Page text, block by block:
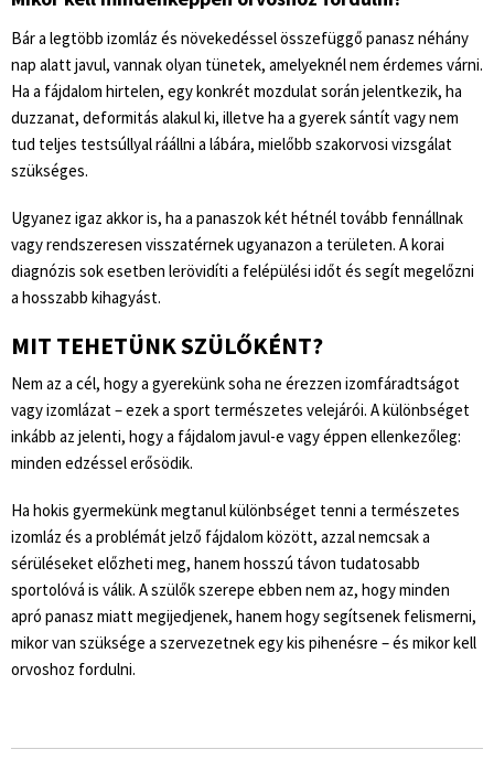
Bár a legtöbb izomláz és növekedéssel összefüggő panasz néhány
nap alatt javul, vannak olyan tünetek, amelyeknél nem érdemes várni.
Ha a fájdalom hirtelen, egy konkrét mozdulat során jelentkezik, ha
duzzanat, deformitás alakul ki, illetve ha a gyerek sántít vagy nem
tud teljes testsúllyal ráállni a lábára, mielőbb szakorvosi vizsgálat
szükséges.
Ugyanez igaz akkor is, ha a panaszok két hétnél tovább fennállnak
vagy rendszeresen visszatérnek ugyanazon a területen. A korai
diagnózis sok esetben lerövidíti a felépülési időt és segít megelőzni
a hosszabb kihagyást.
MIT TEHETÜNK SZÜLŐKÉNT?
Nem az a cél, hogy a gyerekünk soha ne érezzen izomfáradtságot
vagy izomlázat – ezek a sport természetes velejárói. A különbséget
inkább az jelenti, hogy a fájdalom javul-e vagy éppen ellenkezőleg:
minden edzéssel erősödik.
Ha hokis gyermekünk megtanul különbséget tenni a természetes
izomláz és a problémát jelző fájdalom között, azzal nemcsak a
sérüléseket előzheti meg, hanem hosszú távon tudatosabb
sportolóvá is válik. A szülők szerepe ebben nem az, hogy minden
apró panasz miatt megijedjenek, hanem hogy segítsenek felismerni,
mikor van szüksége a szervezetnek egy kis pihenésre – és mikor kell
orvoshoz fordulni.